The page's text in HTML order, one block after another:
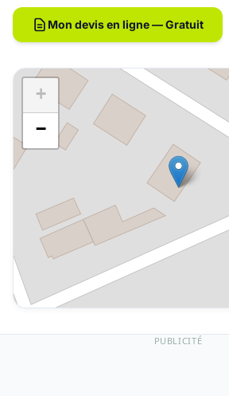
Mon devis en ligne — Gratuit
+
−
PUBLICITÉ